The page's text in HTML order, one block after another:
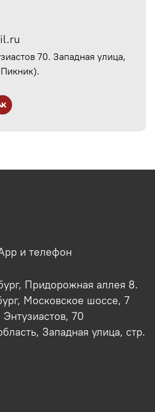
70. Западная улица,
и телефон
Придорожная аллея 8.
Московское шоссе, 7
Энтузиастов, 70
Западная улица, стр.